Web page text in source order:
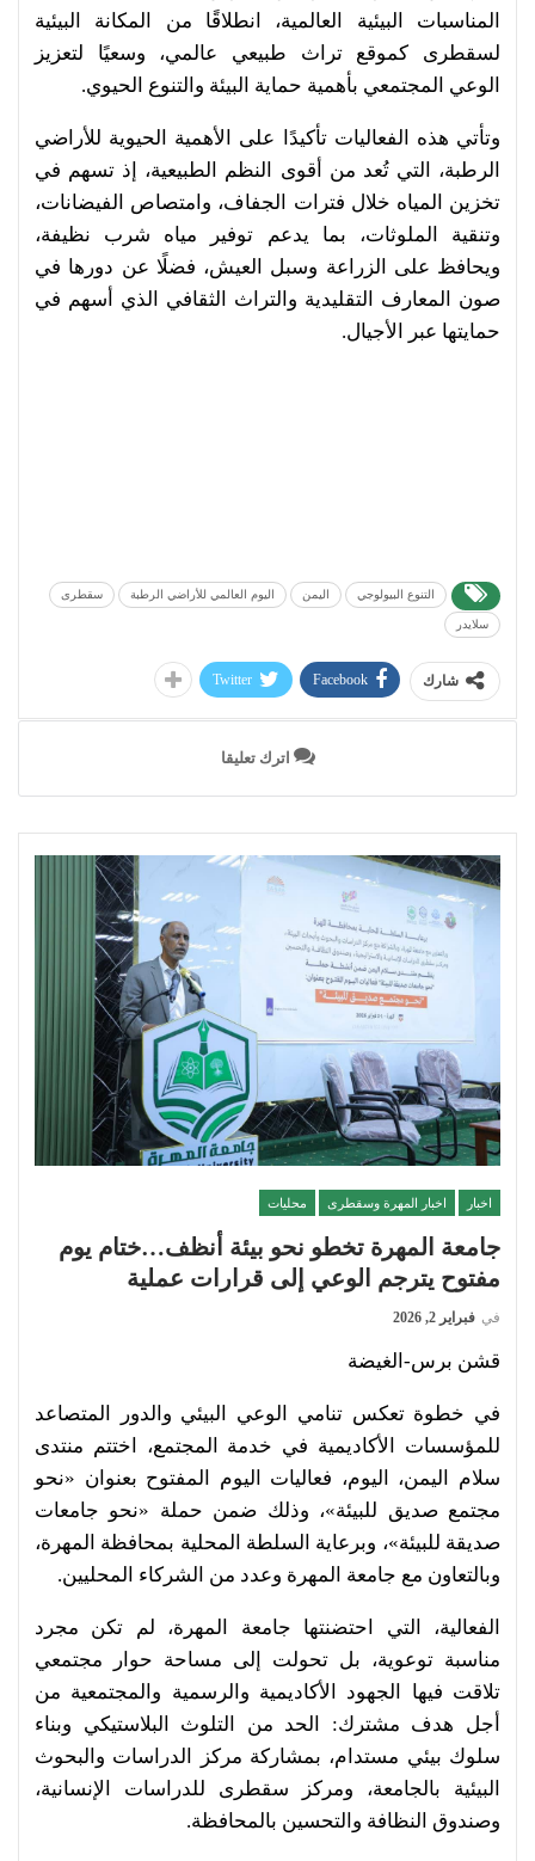
المناسبات البيئية العالمية، انطلاقًا من المكانة البيئية
لسقطرى كموقع تراث طبيعي عالمي، وسعيًا لتعزيز
الوعي المجتمعي بأهمية حماية البيئة والتنوع الحيوي.
وتأتي هذه الفعاليات تأكيدًا على الأهمية الحيوية للأراضي
الرطبة، التي تُعد من أقوى النظم الطبيعية، إذ تسهم في
تخزين المياه خلال فترات الجفاف، وامتصاص الفيضانات،
وتنقية الملوثات، بما يدعم توفير مياه شرب نظيفة،
ويحافظ على الزراعة وسبل العيش، فضلًا عن دورها في
صون المعارف التقليدية والتراث الثقافي الذي أسهم في
حمايتها عبر الأجيال.
التنوع البيولوجي اليمن اليوم العالمي للأراضي الرطبة سقطرى
سلايدر
شارك Facebook
Twitter
اترك تعليقا
اخبار اخبار المهرة وسقطرى محليات
جامعة المهرة تخطو نحو بيئة أنظف…ختام يوم
مفتوح يترجم الوعي إلى قرارات عملية
في فبراير 2, 2026
قشن برس-الغيضة
في خطوة تعكس تنامي الوعي البيئي والدور المتصاعد
للمؤسسات الأكاديمية في خدمة المجتمع، اختتم منتدى
سلام اليمن، اليوم، فعاليات اليوم المفتوح بعنوان «نحو
مجتمع صديق للبيئة»، وذلك ضمن حملة «نحو جامعات
صديقة للبيئة»، وبرعاية السلطة المحلية بمحافظة المهرة،
وبالتعاون مع جامعة المهرة وعدد من الشركاء المحليين.
الفعالية، التي احتضنتها جامعة المهرة، لم تكن مجرد
مناسبة توعوية، بل تحولت إلى مساحة حوار مجتمعي
تلاقت فيها الجهود الأكاديمية والرسمية والمجتمعية من
أجل هدف مشترك: الحد من التلوث البلاستيكي وبناء
سلوك بيئي مستدام، بمشاركة مركز الدراسات والبحوث
البيئية بالجامعة، ومركز سقطرى للدراسات الإنسانية،
وصندوق النظافة والتحسين بالمحافظة.